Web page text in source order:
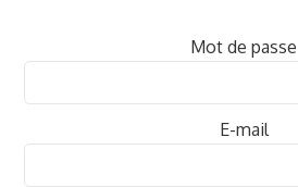
Mot de passe
E-mail